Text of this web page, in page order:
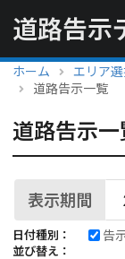
道路告示
ホーム エリア選
道路告示一覧
道路告示一
表示期間
日付種別： 告
並び替え：